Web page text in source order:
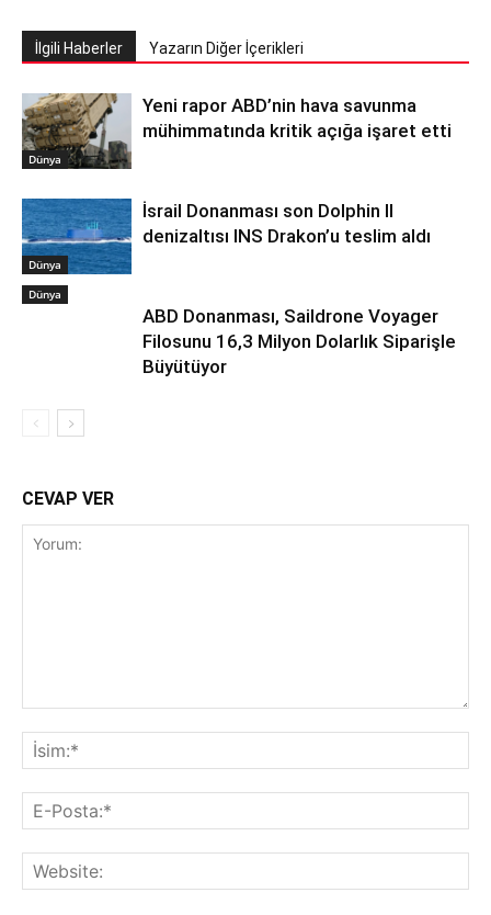
İlgili Haberler Yazarın Diğer İçerikleri
Dünya
Yeni rapor ABD’nin hava savunma
mühimmatında kritik açığa işaret etti
Dünya
İsrail Donanması son Dolphin II
denizaltısı INS Drakon’u teslim aldı
Dünya
ABD Donanması, Saildrone Voyager
Filosunu 16,3 Milyon Dolarlık Siparişle
Büyütüyor
CEVAP VER